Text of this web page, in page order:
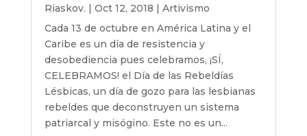
Riaskov. | Oct 12, 2018 | Artivismo
Cada 13 de octubre en América Latina y el
Caribe es un día de resistencia y
desobediencia pues celebramos, ¡SÍ,
CELEBRAMOS! el Día de las Rebeldías
Lésbicas, un día de gozo para las lesbianas
rebeldes que deconstruyen un sistema
patriarcal y misógino. Este no es un...